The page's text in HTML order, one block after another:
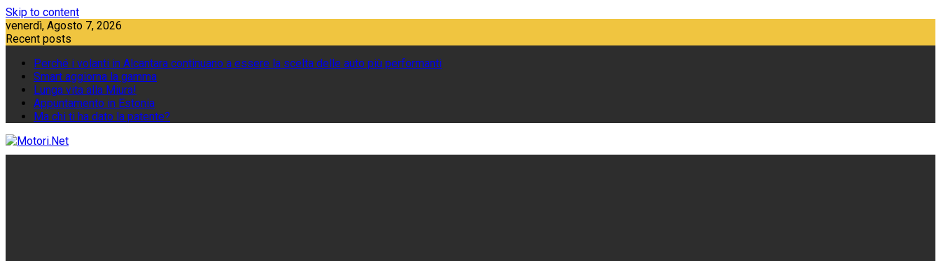
Skip to content
venerdì, Agosto 7, 2026
Recent posts
Perché i volanti in Alcantara continuano a essere la scelta delle auto più performanti
Smart aggiorna la gamma
Lunga vita alla Miura!
Appuntamento in Estonia
Ma chi ti ha dato la patente?